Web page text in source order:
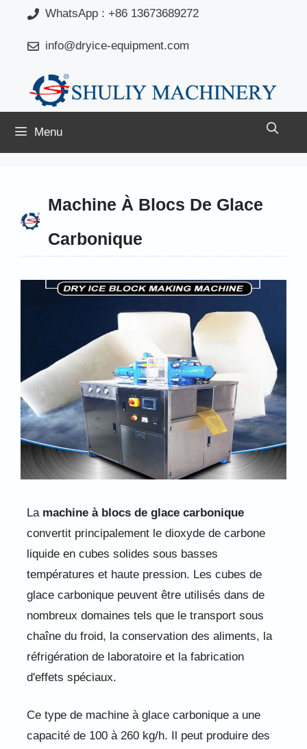
contenu
WhatsApp : +86 13673689272
info@dryice-equipment.com
Menu
Machine À Blocs De Glace
Carbonique
La machine à blocs de glace carbonique
convertit principalement le dioxyde de carbone
liquide en cubes solides sous basses
températures et haute pression. Les cubes de
glace carbonique peuvent être utilisés dans de
nombreux domaines tels que le transport sous
chaîne du froid, la conservation des aliments, la
réfrigération de laboratoire et la fabrication
d'effets spéciaux.
Ce type de machine à glace carbonique a une
capacité de 100 à 260 kg/h. Il peut produire des